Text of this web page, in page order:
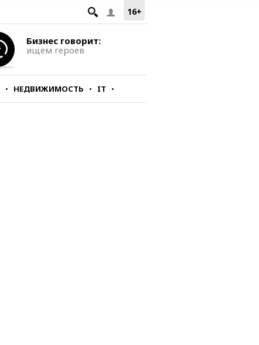
16+
Бизнес говорит:
ищем героев
НЕДВИЖИМОСТЬ IT